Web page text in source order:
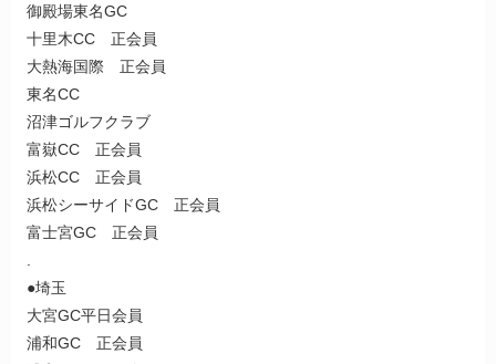
御殿場東名GC
十里木CC 正会員
大熱海国際 正会員
東名CC
沼津ゴルフクラブ
富嶽CC 正会員
浜松CC 正会員
浜松シーサイドGC 正会員
富士宮GC 正会員
●埼玉
大宮GC平日会員
浦和GC 正会員